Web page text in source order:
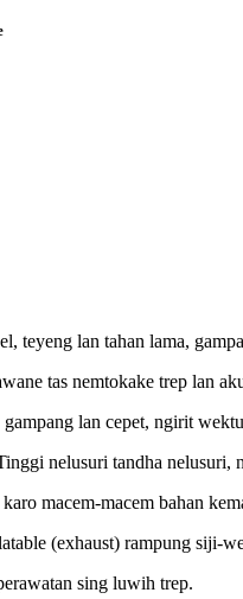
teyeng lan tahan lama,
tas nemtokake trep lan
lan cepet, ngirit
nelusuri tandha
macem-macem bahan
(exhaust) rampung siji-
sing luwih trep.